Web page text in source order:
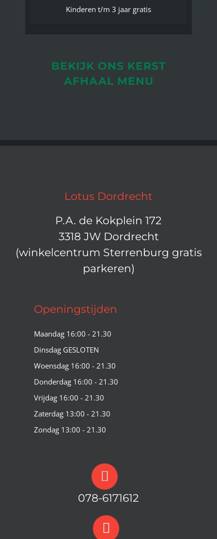
Kinderen t/m 3 jaar gratis
BEKIJK ONS KERST
AFHAAL MENU
Lotus Dordrecht
P.A. de Kokplein 172
3318 JW Dordrecht
(winkelcentrum Sterrenburg gratis
parkeren)
Openingstijden
Maandag 16:00 - 21.30
Dinsdag GESLOTEN
Woensdag 16:00 - 21.30
Donderdag 16:00 - 21.30
Vrijdag 16:00 - 21.30
Zaterdag 13:00 - 21.30
Zondag 13:00 - 21.30
078-6171612